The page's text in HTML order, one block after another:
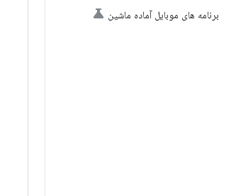
برنامه های موبایل آماده ماشین